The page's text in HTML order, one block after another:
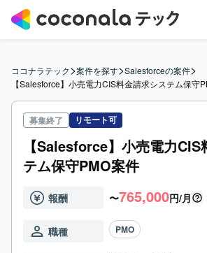
ココナラテック>案件を探す>Salesforceの案件>
【Salesforce】小売電力CIS料金請求システム保守
募集終了 リモート可
【Salesforce】小売電力CIS
テム保守PMO案件
報酬 〜765,000円/月
職種 PMO